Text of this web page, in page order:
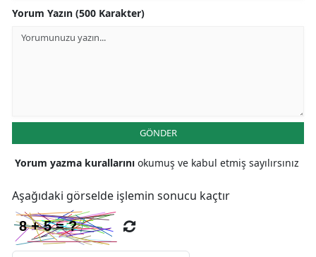
Yorum Yazın (500 Karakter)
GÖNDER
Yorum yazma kurallarını okumuş ve kabul etmiş sayılırsınız
Aşağıdaki görselde işlemin sonucu kaçtır